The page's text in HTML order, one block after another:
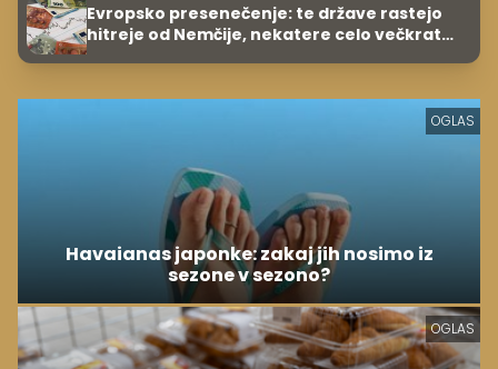
Evropsko presenečenje: te države rastejo
hitreje od Nemčije, nekatere celo večkrat
OGLAS
Havaianas japonke: zakaj jih nosimo iz
sezone v sezono?
OGLAS